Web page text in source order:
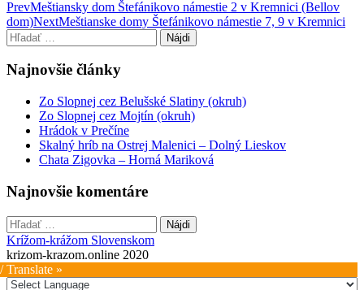
Post
navigation
PrevMeštiansky dom Štefánikovo námestie 2 v Kremnici (Bellov
dom)NextMeštianske domy Štefánikovo námestie 7, 9 v Kremnici
Hľadať:
Najnovšie články
Zo Slopnej cez Belušské Slatiny (okruh)
Zo Slopnej cez Mojtín (okruh)
Hrádok v Prečíne
Skalný hríb na Ostrej Malenici – Dolný Lieskov
Chata Zigovka – Horná Mariková
Najnovšie komentáre
Hľadať:
Krížom-krážom Slovenskom
krizom-krazom.online 2020
Translate »